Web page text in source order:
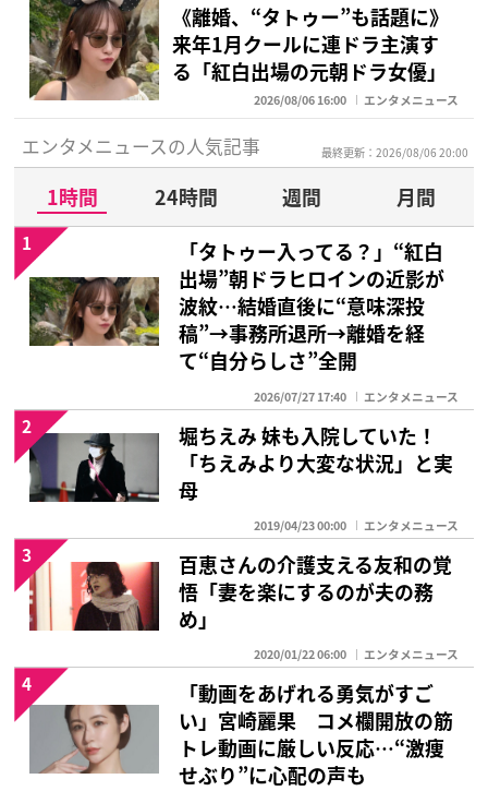
《離婚、“タトゥー”も話題に》
来年1月クールに連ドラ主演す
る「紅白出場の元朝ドラ女優」
2026/08/06 16:00 エンタメニュース
エンタメニュースの人気記事 最終更新：2026/08/06 20:00
1時間 24時間 週間
月間
「タトゥー入ってる？」“紅白
出場”朝ドラヒロインの近影が
波紋…結婚直後に“意味深投
稿”→事務所退所→離婚を経
て“自分らしさ”全開
2026/07/27 17:40 エンタメニュース
1
堀ちえみ 妹も入院していた！
「ちえみより大変な状況」と実
母
2019/04/23 00:00 エンタメニュース
2
百恵さんの介護支える友和の覚
悟「妻を楽にするのが夫の務
め」
2020/01/22 06:00 エンタメニュース
3
「動画をあげれる勇気がすご
い」宮崎麗果 コメ欄開放の筋
トレ動画に厳しい反応…“激痩
せぶり”に心配の声も
4